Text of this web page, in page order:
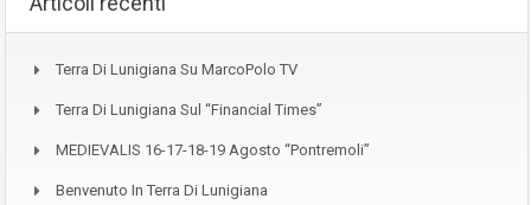
Terra Di Lunigiana Su MarcoPolo TV
Terra Di Lunigiana Sul “Financial Times”
MEDIEVALIS 16-17-18-19 Agosto “Pontremoli”
Benvenuto In Terra Di Lunigiana